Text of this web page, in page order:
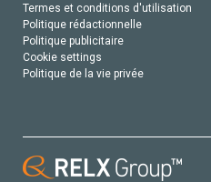
Termes et conditions d'utilisation
Politique rédactionnelle
Politique publicitaire
Cookie settings
Politique de la vie privée